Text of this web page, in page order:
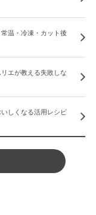
温・冷凍・カット後
エが教える失敗しな
しくなる活用レシピ